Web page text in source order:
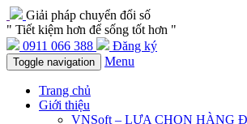
Giải pháp chuyển đổi số
" Tiết kiệm hơn để sống tốt hơn "
0911 066 388
Đăng ký
Toggle navigation Menu
Trang chủ
Giới thiệu
VNSoft – LỰA CHỌN HÀNG